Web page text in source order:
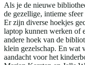
Als je de nieuwe
de gezellige, intieme
Er zijn diverse hoekjes
laptop kunnen werken of
andere hoek van de
klein gezelschap. En wat
aandacht voor het